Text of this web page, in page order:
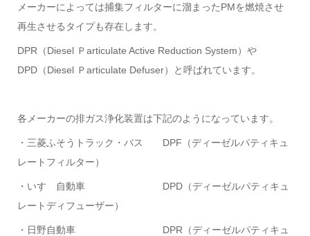
メーカーによっては捕集フィルターに溜まったPMを燃焼させ
再生させるタイプも存在します。
DPR（Diesel Ｐarticulate Active Reduction System）や
DPD（Diesel Ｐarticulate Defuser）と呼ばれています。
各メーカーの排ガス浄化装置は下記のようになっています。
・三菱ふそうトラック・バス DPF（ディーゼルパティキュ
レートフィルター）
・いすゞ自動車 DPD（ディーゼルパティキュ
レートディフューザー）
・日野自動車 DPR（ディーゼルパティキュ